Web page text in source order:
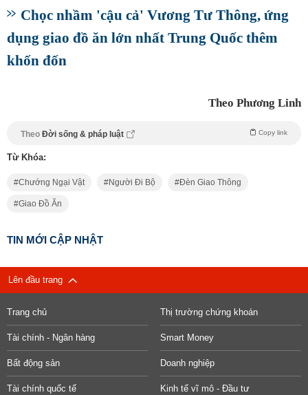
Chọc nhầm 'cậu cả' Vương Tư Thông, ứng
dụng giao đồ ăn lớn nhất Trung Quốc thêm
khốn đốn
Theo Phương Linh
Theo Đời sống & pháp luật Copy link
Từ Khóa:
Chướng Ngại Vật Người Đi Bộ Đèn Giao Thông
Giao Đồ Ăn
TIN MỚI CẬP NHẬT
Lên đầu trang
Trang chủ Thị trường chứng khoán
Tài chính - Ngân hàng Smart Money
Bất động sản Doanh nghiệp
Tài chính quốc tế Kinh tế vĩ mô - Đầu tư